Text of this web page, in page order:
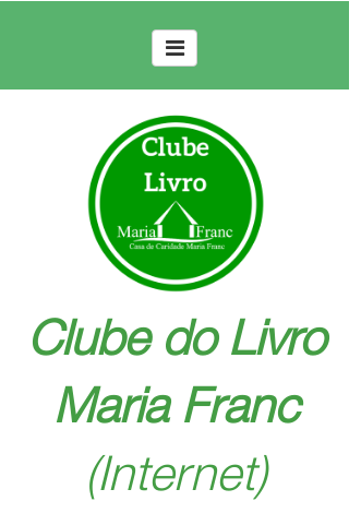
Clube do Livro
Maria Franc​​​​​​​
(Internet)